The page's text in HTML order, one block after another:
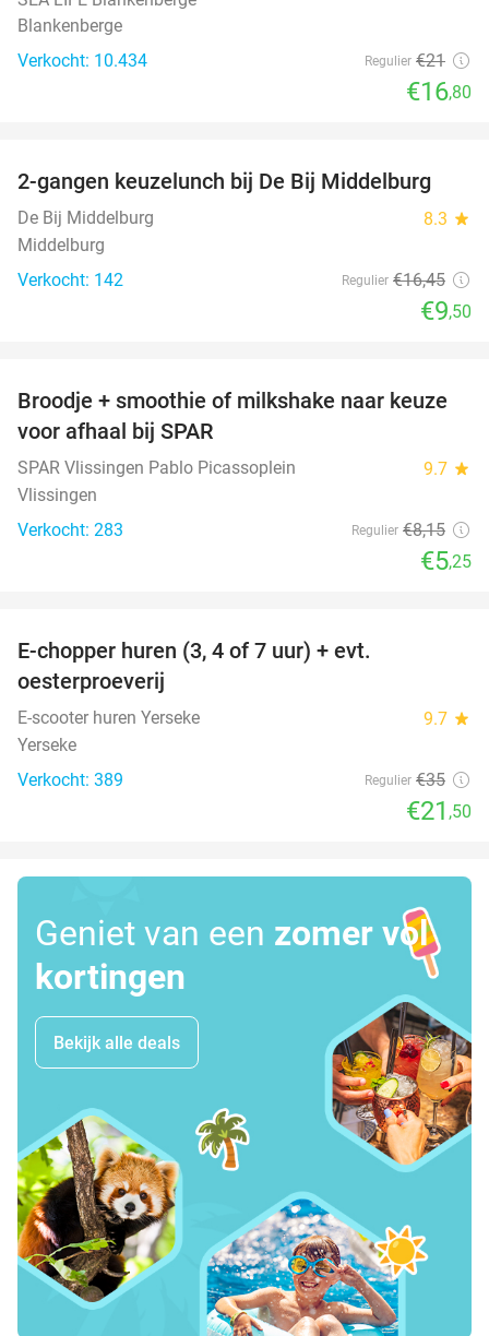
Blankenberge
Verkocht: 10.434
Regulier €21
€16,80
42%
2-gangen keuzelunch bij De Bij Middelburg
De Bij Middelburg 8.3 star
Middelburg
Verkocht: 142
Regulier €16,45
€9,50
36%
Broodje + smoothie of milkshake naar keuze
voor afhaal bij SPAR
SPAR Vlissingen Pablo Picassoplein 9.7 star
Vlissingen
Verkocht: 283
Regulier €8,15
€5,25
E-chopper huren (3, 4 of 7 uur) + evt.
oesterproeverij
E-scooter huren Yerseke 9.7 star
Yerseke
Verkocht: 389
Regulier €35
€21 ,50
Geniet van een zomer vol
kortingen
Bekijk alle deals